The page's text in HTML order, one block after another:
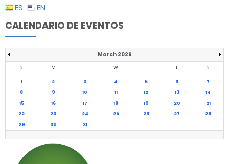
ES EN
CALENDARIO DE EVENTOS
March 2026
S M T W T F S
1 2 3 4 5 6
7
8
9 10 11 12 13
14
15
16 17 18 19 20
21
22
23 24 25 26 27
28
29
30 31